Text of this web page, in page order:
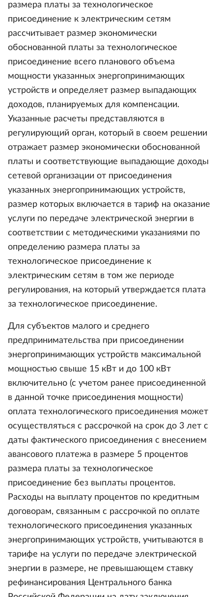
размера платы за технологическое
присоединение к электрическим сетям
рассчитывает размер экономически
обоснованной платы за технологическое
присоединение всего планового объема
мощности указанных энергопринимающих
устройств и определяет размер выпадающих
доходов, планируемых для компенсации.
Указанные расчеты представляются в
регулирующий орган, который в своем решении
отражает размер экономически обоснованной
платы и соответствующие выпадающие доходы
сетевой организации от присоединения
указанных энергопринимающих устройств,
размер которых включается в тариф на оказание
услуги по передаче электрической энергии в
соответствии с методическими указаниями по
определению размера платы за
технологическое присоединение к
электрическим сетям в том же периоде
регулирования, на который утверждается плата
за технологическое присоединение.
Для субъектов малого и среднего
предпринимательства при присоединении
энергопринимающих устройств максимальной
мощностью свыше 15 кВт и до 100 кВт
включительно (с учетом ранее присоединенной
в данной точке присоединения мощности)
оплата технологического присоединения может
осуществляться с рассрочкой на срок до 3 лет с
даты фактического присоединения с внесением
авансового платежа в размере 5 процентов
размера платы за технологическое
присоединение без выплаты процентов.
Расходы на выплату процентов по кредитным
договорам, связанным с рассрочкой по оплате
технологического присоединения указанных
энергопринимающих устройств, учитываются в
тарифе на услуги по передаче электрической
энергии в размере, не превышающем ставку
рефинансирования Центрального банка